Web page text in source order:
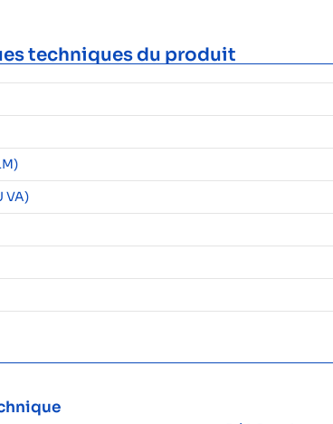
techniques du produit
VA)